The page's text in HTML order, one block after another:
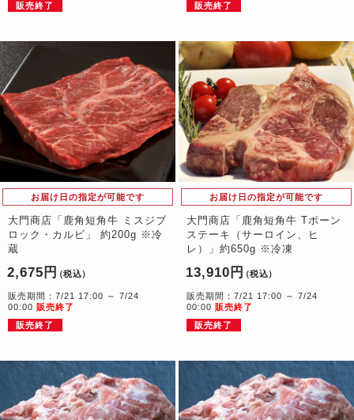
販売終了
販売終了
お届け日の指定が可能です
大門商店「鹿角短角牛 ミスジブ
ロック・カルビ」 約200g ※冷
蔵
2,675円 （税込）
販売期間：7/21 17:00 ～ 7/24
00:00 販売終了
販売終了
お届け日の指定が可能です
大門商店「鹿角短角牛 Tボーン
ステーキ（サーロイン、ヒ
レ）」約650g ※冷凍
13,910円 （税込）
販売期間：7/21 17:00 ～ 7/24
00:00 販売終了
販売終了